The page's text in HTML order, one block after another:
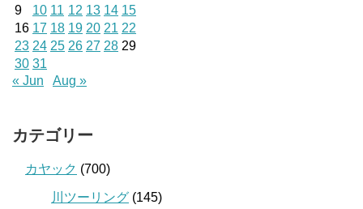
9
10 11 12 13 14 15
16 17 18 19 20 21 22
23 24 25 26 27 28 29
30 31
« Jun
Aug »
カテゴリー
カヤック (700)
川ツーリング (145)